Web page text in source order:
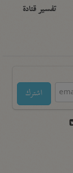
تفسير قتادة
اشترك